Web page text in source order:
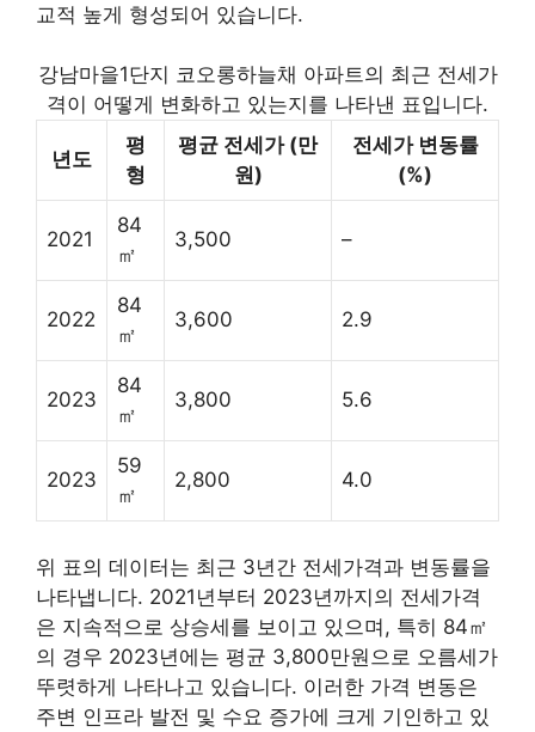
교적 높게 형성되어 있습니다.
강남마을1단지 코오롱하늘채 아파트의 최근 전세가
격이 어떻게 변화하고 있는지를 나타낸 표입니다.
년도
평
형
평균 전세가 (만
원)
전세가 변동률
(%)
2021
84
㎡
3,500 –
2022
84
㎡
3,600 2.9
2023
84
㎡
3,800 5.6
2023
59
㎡
2,800 4.0
위 표의 데이터는 최근 3년간 전세가격과 변동률을
나타냅니다. 2021년부터 2023년까지의 전세가격
은 지속적으로 상승세를 보이고 있으며, 특히 84㎡
의 경우 2023년에는 평균 3,800만원으로 오름세가
뚜렷하게 나타나고 있습니다. 이러한 가격 변동은
주변 인프라 발전 및 수요 증가에 크게 기인하고 있